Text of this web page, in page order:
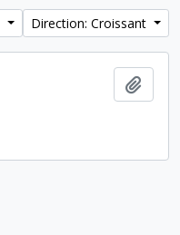
Direction: Croissant